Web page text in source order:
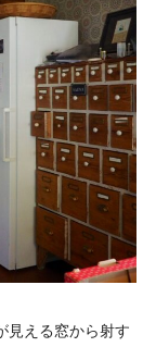
見える窓から射す